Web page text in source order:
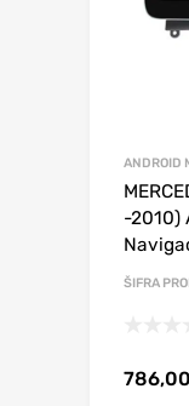
ANDROID
-2010)
ŠIFRA
786,00